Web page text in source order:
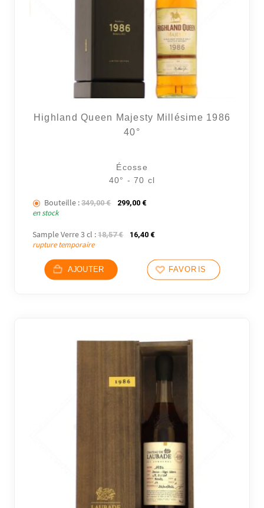
Highland Queen Majesty Millésime 1986
40°
Écosse
40° - 70 cl
Bouteille : 349,00€ Le prix initial était : 349,00 €.
299,00 €Le prix actuel est : 299,00 €.
en stock
Sample Verre 3 cl : 18,57€ Le prix initial était : 18,57 €.
16,40 €Le prix actuel est : 16,40 €.
rupture temporaire
AJOUTER FAVORIS